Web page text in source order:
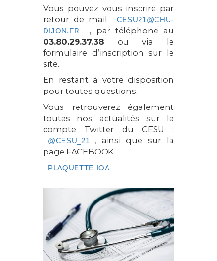
Vous pouvez vous inscrire par
retour de mail
CESU21@CHU-
DIJON.FR
, par téléphone au
03.80.29.37.38 ou via le
formulaire d’inscription sur le
site.
En restant à votre disposition
pour toutes questions.
Vous retrouverez également
toutes nos actualités sur le
compte Twitter du CESU :
@CESU_21
, ainsi que sur la
page FACEBOOK
PLAQUETTE IOA